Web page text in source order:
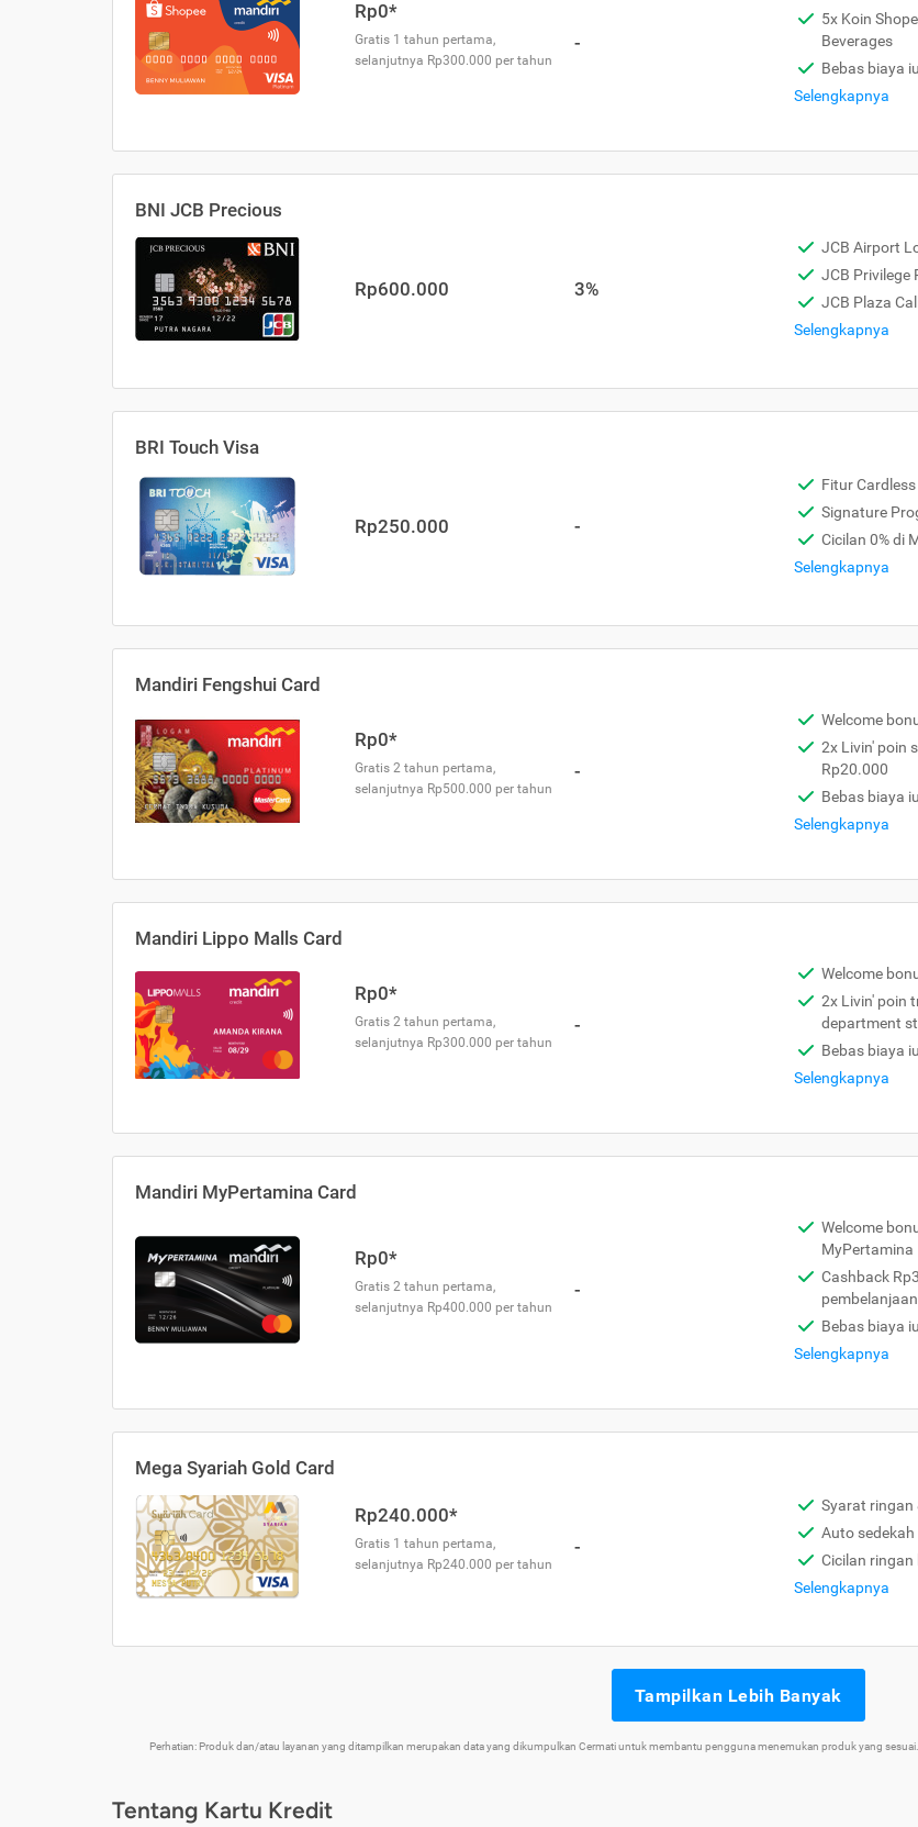
Rp0*
Gratis 1 tahun pertama,
selanjutnya Rp300.000 per tahun
-
5x Koin
Beverages
Bebas biaya
Selengkapnya
BNI JCB Precious
Rp600.000 3%
JCB Airport
JCB Privilege
JCB Plaza
Selengkapnya
BRI Touch Visa
Rp250.000 -
Fitur Cardless
Signature
Cicilan 0% di
Selengkapnya
Mandiri Fengshui Card
Rp0*
Gratis 2 tahun pertama,
selanjutnya Rp500.000 per tahun
-
Welcome
2x Livin' poin
Rp20.000
Bebas biaya
Selengkapnya
Mandiri Lippo Malls Card
Rp0*
Gratis 2 tahun pertama,
selanjutnya Rp300.000 per tahun
-
Welcome
2x Livin' poin
department
Bebas biaya
Selengkapnya
Mandiri MyPertamina Card
Rp0*
Gratis 2 tahun pertama,
selanjutnya Rp400.000 per tahun
-
Welcome
MyPertamina
Cashback
Bebas biaya
Selengkapnya
Mega Syariah Gold Card
Rp240.000*
Gratis 1 tahun pertama,
selanjutnya Rp240.000 per tahun
-
Syarat ringan
Auto sedekah
Cicilan
Selengkapnya
Tampilkan Lebih Banyak
Perhatian: Produk dan/atau layanan yang ditampilkan merupakan data yang dikumpulkan Cermati untuk membantu pengguna menemukan produk yang
Tentang Kartu Kredit